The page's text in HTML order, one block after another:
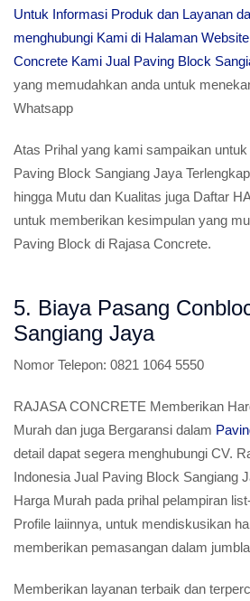
Untuk Informasi Produk dan Layanan
menghubungi Kami di Halaman
Concrete Kami Jual Paving Block
yang memudahkan anda untuk
Whatsapp
Atas Prihal yang kami sampaikan
Paving Block Sangiang Jaya
hingga Mutu dan Kualitas juga Daftar
untuk memberikan kesimpulan yang
Paving Block di Rajasa Concrete.
5. Biaya Pasang
Sangiang Jaya
Nomor Telepon: 0821 1064 5550
RAJASA CONCRETE Memberikan
Murah dan juga Bergaransi dalam
detail dapat segera menghubungi CV.
Indonesia Jual Paving Block Sangiang
Harga Murah pada prihal pelampiran
Profile laiinnya, untuk mendiskusikan
memberikan pemasangan dalam
Memberikan layanan terbaik dan